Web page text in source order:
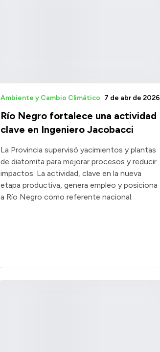
Río Negro fortalece una actividad
clave en Ingeniero Jacobacci
Ambiente y Cambio Climático 7 de abr de 2026
La Provincia supervisó yacimientos y plantas
de diatomita para mejorar procesos y reducir
impactos. La actividad, clave en la nueva
etapa productiva, genera empleo y posiciona
a Río Negro como referente nacional.